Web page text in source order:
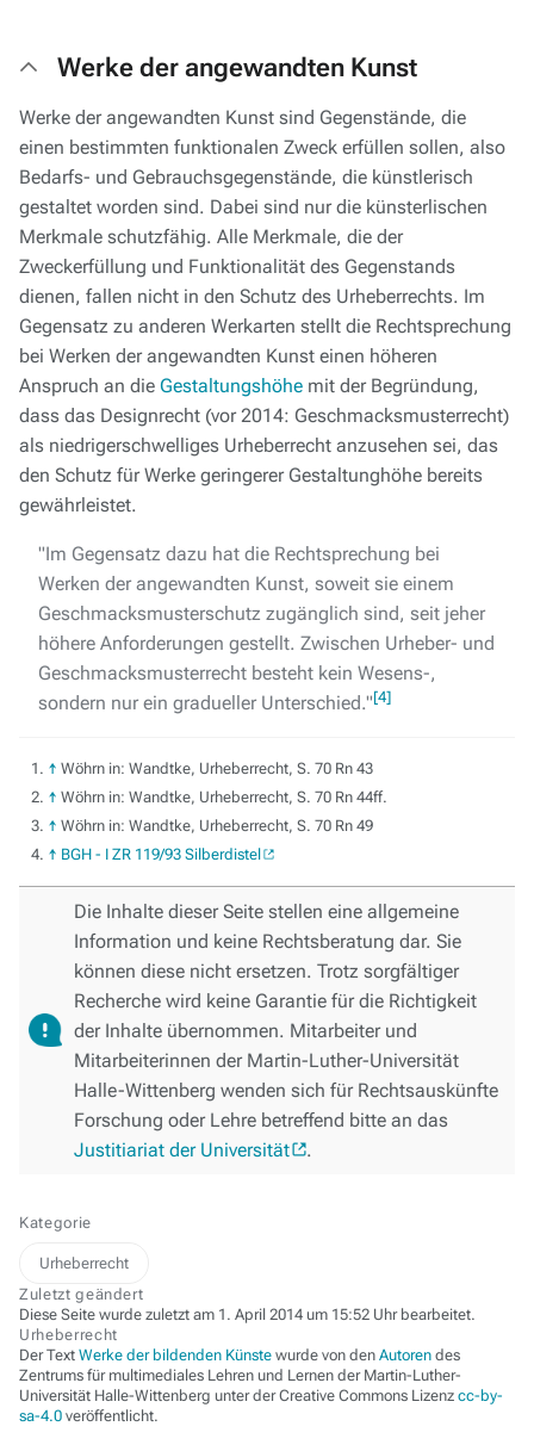
Werke der angewandten Kunst
Werke der angewandten Kunst sind Gegenstände, die
einen bestimmten funktionalen Zweck erfüllen sollen, also
Bedarfs- und Gebrauchsgegenstände, die künstlerisch
gestaltet worden sind. Dabei sind nur die künsterlischen
Merkmale schutzfähig. Alle Merkmale, die der
Zweckerfüllung und Funktionalität des Gegenstands
dienen, fallen nicht in den Schutz des Urheberrechts. Im
Gegensatz zu anderen Werkarten stellt die Rechtsprechung
bei Werken der angewandten Kunst einen höheren
Anspruch an die Gestaltungshöhe mit der Begründung,
dass das Designrecht (vor 2014: Geschmacksmusterrecht)
als niedrigerschwelliges Urheberrecht anzusehen sei, das
den Schutz für Werke geringerer Gestaltunghöhe bereits
gewährleistet.
"Im Gegensatz dazu hat die Rechtsprechung bei
Werken der angewandten Kunst, soweit sie einem
Geschmacksmusterschutz zugänglich sind, seit jeher
höhere Anforderungen gestellt. Zwischen Urheber- und
Geschmacksmusterrecht besteht kein Wesens-,
sondern nur ein gradueller Unterschied."[4]
↑ Wöhrn in: Wandtke, Urheberrecht, S. 70 Rn 43
↑ Wöhrn in: Wandtke, Urheberrecht, S. 70 Rn 44ff.
↑ Wöhrn in: Wandtke, Urheberrecht, S. 70 Rn 49
↑ BGH - I ZR 119/93 Silberdistel
Die Inhalte dieser Seite stellen eine allgemeine
Information und keine Rechtsberatung dar. Sie
können diese nicht ersetzen. Trotz sorgfältiger
Recherche wird keine Garantie für die Richtigkeit
der Inhalte übernommen. Mitarbeiter und
Mitarbeiterinnen der Martin-Luther-Universität
Halle-Wittenberg wenden sich für Rechtsauskünfte
Forschung oder Lehre betreffend bitte an das
Justitiariat der Universität
.
Kategorie
Urheberrecht
Zuletzt geändert
Diese Seite wurde zuletzt am 1. April 2014 um 15:52 Uhr bearbeitet.
Urheberrecht
Der Text Werke der bildenden Künste wurde von den Autoren des
Zentrums für multimediales Lehren und Lernen der Martin-Luther-
Universität Halle-Wittenberg unter der Creative Commons Lizenz cc-by-
sa-4.0 veröffentlicht.